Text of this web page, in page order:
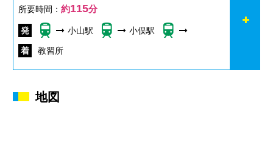
所要時間：約115分
小山駅 小俣駅
教習所
地図